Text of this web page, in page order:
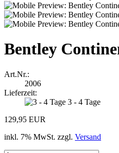
Bentley
Art.Nr.:
2006
Lieferzeit:
3 - 4 Tage
129,95 EUR
inkl. 7% MwSt. zzgl. Versand